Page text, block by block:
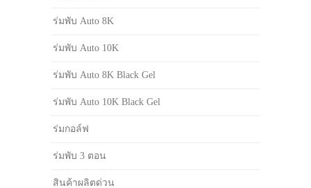
ร่มพับ Auto 8K
ร่มพับ Auto 10K
ร่มพับ Auto 8K Black Gel
ร่มพับ Auto 10K Black Gel
ร่มกอล์ฟ
ร่มพับ 3 ตอน
สินค้าผลิตด่วน